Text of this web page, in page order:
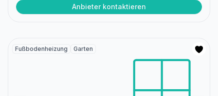
Anbieter kontaktieren
Fußbodenheizung Garten